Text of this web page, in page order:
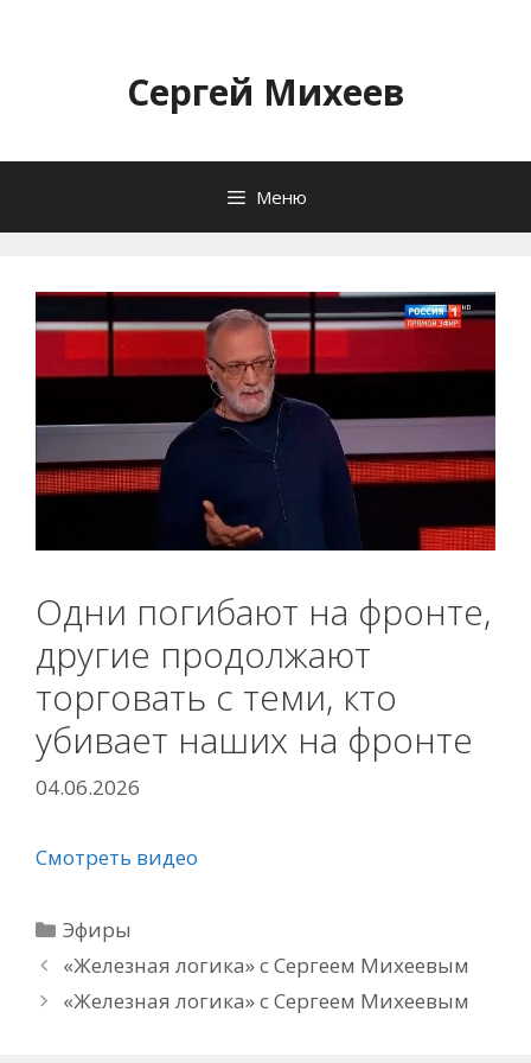
содержимомуСергей Михеев
Меню
Одни погибают на фронте,
другие продолжают
торговать с теми, кто
убивает наших на фронте
04.06.2026
Смотреть видео
Рубрики
Эфиры
«Железная логика» с Сергеем Михеевым
«Железная логика» с Сергеем Михеевым